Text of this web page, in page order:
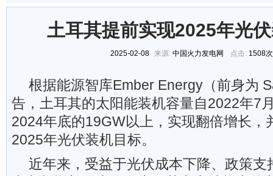
土耳其提前实现2025年光
2025-02-08 来源: 中国火力发电网 点击: 1508
根据能源智库Ember Energy（前身为
告，土耳其的太阳能装机容量自2022年7
2024年底的19GW以上，实现翻倍增长，
2025年光伏装机目标。
近年来，受益于光伏成本下降、政策支